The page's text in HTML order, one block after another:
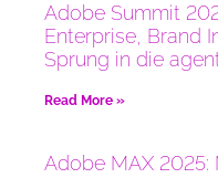
Adobe Summit
Enterprise, Brand
Sprung in die
Read More »
Adobe MAX